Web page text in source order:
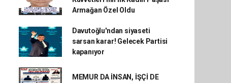
Armağan Özel Oldu
Davutoğlu'ndan siyaseti
sarsan karar! Gelecek Partisi
kapanıyor
MEMUR DA İNSAN, İŞÇİ DE